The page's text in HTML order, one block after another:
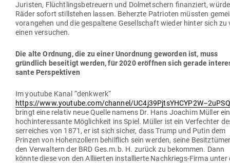
Juristen, Flücht­lings­be­treuern und Dol­met­schern finan­ziert,
Räder sofort still­stehen lassen. Beherzte Patrioten müssten
vor­an­gehen und die gespaltene Gesell­schaft wieder hinter sich zu
einen versuchen.
Die alte Ordnung, die zu einer Unordnung geworden ist, muss
gründlich beseitigt werden, für 2020 eröffnen sich gerade
sante Perspektiven
Im youtube Kanal “denkwerk“
https://www.youtube.com/channel/UC4j39PjtsYHCYP2W–2uPSQ
bringt eine relativ neue Quelle namens Dr. Hans Joachim Müller
hoch­in­ter­es­sante Mög­lichkeit ins Spiel. Müller ist ein Ver­fechter
ser­reiches von 1871, er ist sich sicher, dass Trump und Putin dem
Prinzen von Hohen­zollern behilflich sein werden, seine
den Ver­waltern der BRD Ges.m.b. H. zurück zu bekommen. Dann
könnte diese von den Alli­ierten instal­lierte Nach­kriegs-Firma unter